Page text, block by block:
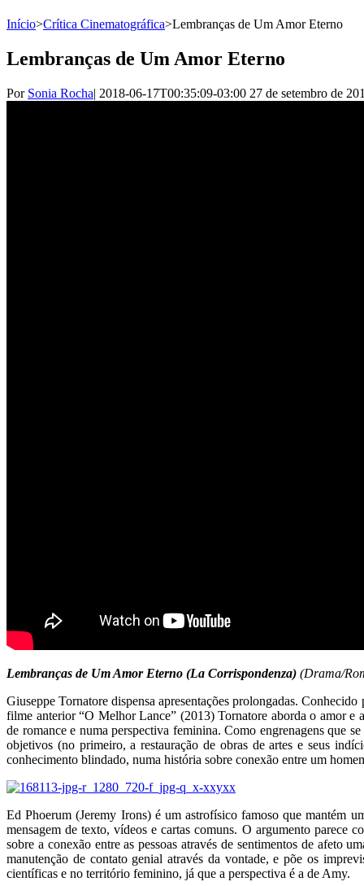
Início>Crítica Cinematográfica>Lembranças de Um Amor Eterno
Lembranças de Um Amor Eterno
Por Sonia Rocha| 2018-06-17T00:35:09-03:00 27 de setembro de
Lembranças de Um Amor Eterno (La Corrispondenza) (Drama/
Giuseppe Tornatore dispensa apresentações prolongadas.
filme anterior “O Melhor Lance” (2013) Tornatore aborda o amor e
de romance e numa perspectiva feminina. Como engrenagens que
objetivos (no primeiro, a restauração de obras de artes e seus
conhecimento blindado, numa história sobre conexão entre um
Ed Phoerum (Jeremy Irons) é um astrofísico famoso que mantém
mensagem de texto, vídeos e cartas comuns. O argumento parece
sobre a conexão entre as pessoas através de sentimentos de afeto
manutenção de contato genial através da vontade, e põe os
científicas e no território feminino, já que a perspectiva é a de Amy.